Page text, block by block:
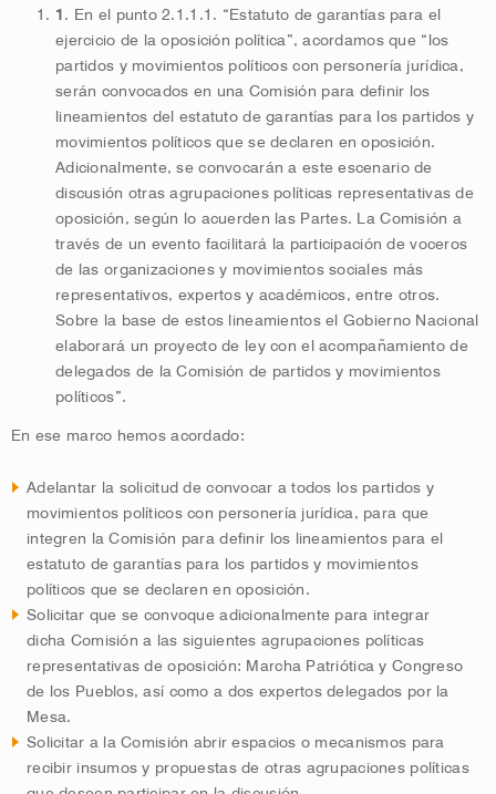
1 . En el punto 2.1.1.1. “Estatuto de garantías para el
ejercicio de la oposición política”, acordamos que “los
partidos y movimientos políticos con personería jurídica,
serán convocados en una Comisión para definir los
lineamientos del estatuto de garantías para los partidos y
movimientos políticos que se declaren en oposición.
Adicionalmente, se convocarán a este escenario de
discusión otras agrupaciones políticas representativas de
oposición, según lo acuerden las Partes. La Comisión a
través de un evento facilitará la participación de voceros
de las organizaciones y movimientos sociales más
representativos, expertos y académicos, entre otros.
Sobre la base de estos lineamientos el Gobierno Nacional
elaborará un proyecto de ley con el acompañamiento de
delegados de la Comisión de partidos y movimientos
políticos”.
En ese marco hemos acordado:
Adelantar la solicitud de convocar a todos los partidos y
movimientos políticos con personería jurídica, para que
integren la Comisión para definir los lineamientos para el
estatuto de garantías para los partidos y movimientos
políticos que se declaren en oposición.
Solicitar que se convoque adicionalmente para integrar
dicha Comisión a las siguientes agrupaciones políticas
representativas de oposición: Marcha Patriótica y Congreso
de los Pueblos, así como a dos expertos delegados por la
Mesa.
Solicitar a la Comisión abrir espacios o mecanismos para
recibir insumos y propuestas de otras agrupaciones políticas